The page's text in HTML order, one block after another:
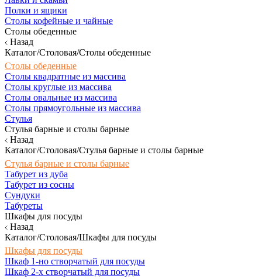
Полки и ящики
Столы кофейные и чайные
Столы обеденные
Назад
Каталог/Столовая/Столы обеденные
Столы обеденные
Столы квадратные из массива
Столы круглые из массива
Столы овальные из массива
Столы прямоугольные из массива
Стулья
Стулья барные и столы барные
Назад
Каталог/Столовая/Стулья барные и столы барные
Стулья барные и столы барные
Табурет из дуба
Табурет из сосны
Сундуки
Табуреты
Шкафы для посуды
Назад
Каталог/Столовая/Шкафы для посуды
Шкафы для посуды
Шкаф 1-но створчатый для посуды
Шкаф 2-х створчатый для посуды